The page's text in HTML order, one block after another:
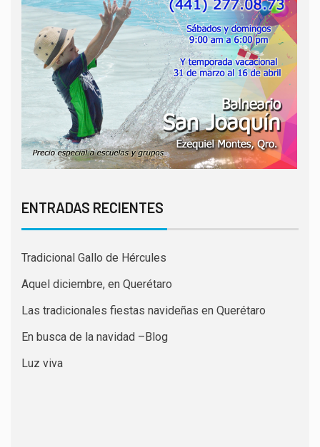
ENTRADAS RECIENTES
Tradicional Gallo de Hércules
Aquel diciembre, en Querétaro
Las tradicionales fiestas navideñas en Querétaro
En busca de la navidad –Blog
Luz viva